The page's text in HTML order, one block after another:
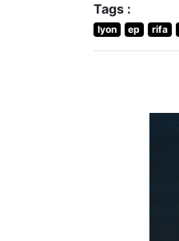
Tags :
lyon ep rifa